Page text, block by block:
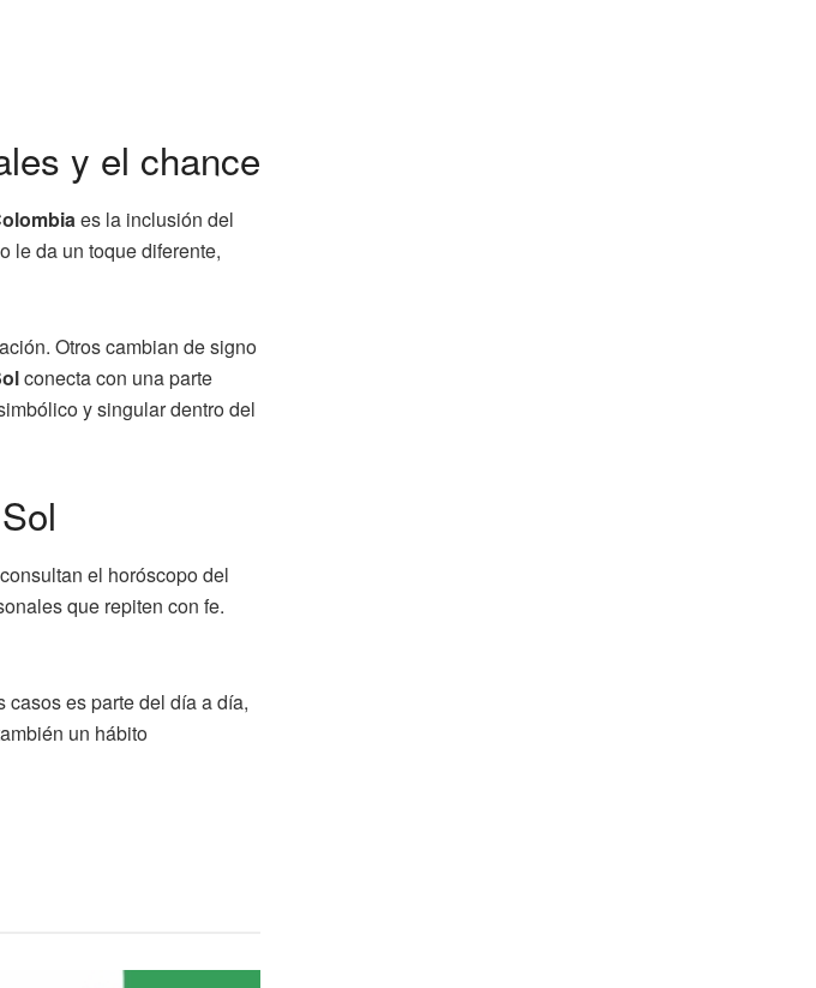
y el chance
es la inclusión del
le da un toque diferente,
Otros cambian de signo
conecta con una parte
y singular dentro del
el horóscopo del
que repiten con fe.
es parte del día a día,
un hábito